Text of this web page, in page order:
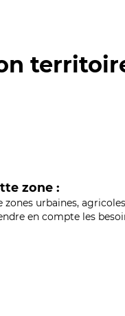
zone :
urbaines,
en compte les